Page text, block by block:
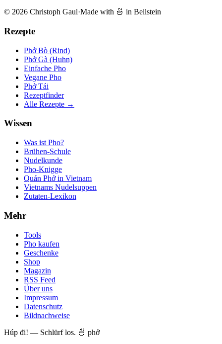
© 2026 Christoph Gaul·Made with 🍜 in Beilstein
Rezepte
Phở Bò (Rind)
Phở Gà (Huhn)
Einfache Pho
Vegane Pho
Phở Tái
Rezeptfinder
Alle Rezepte →
Wissen
Was ist Pho?
Brühen-Schule
Nudelkunde
Pho-Knigge
Quán Phở in Vietnam
Vietnams Nudelsuppen
Zutaten-Lexikon
Mehr
Tools
Pho kaufen
Geschenke
Shop
Magazin
RSS Feed
Über uns
Impressum
Datenschutz
Bildnachweise
Húp đi! — Schlürf los. 🍜 phở